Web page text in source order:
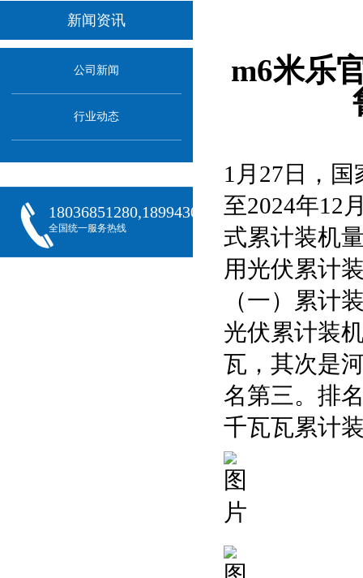
新闻资讯
公司新闻
行业动态
18036851280,18994301288,18068407382
全国统一服务热线
m6米乐
1月27日，
至2024年12
式累计装机
用光伏累计
（一）累计
光伏累计装
瓦，其次是
名第三。排
千瓦瓦累计